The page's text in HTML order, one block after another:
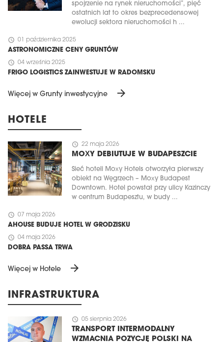
spojrzenie na rynek nieruchomości”, pięć
ostatnich lat to okres bezprecedensowej
ewolucji sektora nieruchomości h ...
schedule 01 października 2025
ASTRONOMICZNE CENY GRUNTÓW
schedule 04 września 2025
FRIGO LOGISTICS ZAINWESTUJE W RADOMSKU
Więcej w Grunty inwestycyjne arrow_forward
HOTELE
schedule 22 maja 2026
MOXY DEBIUTUJE W BUDAPESZCIE
Sieć hoteli Moxy Hotels otworzyła pierwszy
obiekt na Węgrzech – Moxy Budapest
Downtown. Hotel powstał przy ulicy Kazinczy
w centrum Budapesztu, w budy ...
schedule 07 maja 2026
AHOUSE BUDUJE HOTEL W GRODZISKU
schedule 04 maja 2026
DOBRA PASSA TRWA
Więcej w Hotele arrow_forward
INFRASTRUKTURA
schedule 05 sierpnia 2026
TRANSPORT INTERMODALNY
WZMACNIA POZYCJĘ POLSKI NA